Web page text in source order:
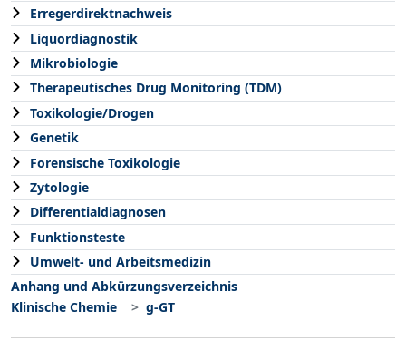
Erregerdirektnachweis
Liquordiagnostik
Mikrobiologie
Therapeutisches Drug Monitoring (TDM)
Toxikologie/Drogen
Genetik
Forensische Toxikologie
Zytologie
Differentialdiagnosen
Funktionsteste
Umwelt- und Arbeitsmedizin
Anhang und Abkürzungsverzeichnis
Klinische Chemie
g-GT